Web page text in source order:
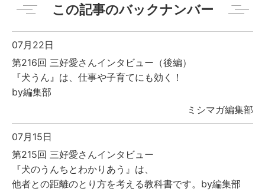
この記事のバックナンバー
07月22日
第216回 三好愛さんインタビュー（後編）
『犬うん』は、仕事や子育てにも効く！
by編集部
ミシマガ編集部
07月15日
第215回 三好愛さんインタビュー
『犬のうんちとわかりあう』は、
他者との距離のとり方を考える教科書です。by編集部